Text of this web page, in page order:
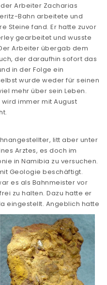
Arbeiter Zacharias
Bahn arbeitete und
Steine fand. Er hatte zuvor
gearbeitet und wusste
Arbeiter übergab dem
der daraufhin sofort das
in der Folge ein
wurde weder für seinen
mehr über sein Leben.
immer mit August
litt aber unter
Arztes, es doch im
in Namibia zu versuchen.
Geologie beschäftigt.
es als Bahnmeister vor
zu halten. Dazu hatte er
eingestellt. Angeblich hatte